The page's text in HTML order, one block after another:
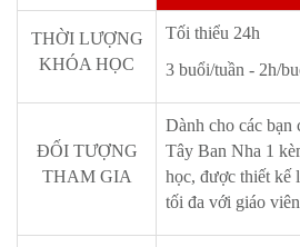
THỜI LƯỢNG
KHÓA HỌC
Tối thiểu 24h
3 buổi/tuần - 2h/
ĐỐI TƯỢNG
THAM GIA
Dành cho các bạn
Tây Ban Nha 1
học, được thiết kế
tối đa với giáo